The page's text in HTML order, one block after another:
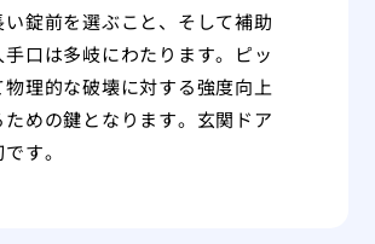
錠前を選ぶこと、そして補助
口は多岐にわたります。ピッ
理的な破壊に対する強度向上
めの鍵となります。玄関ドア
す。